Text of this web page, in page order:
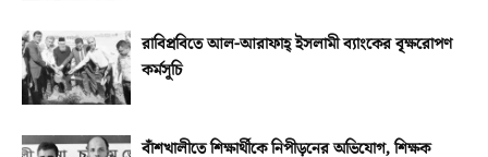
রাবিপ্রবিতে আল-আরাফাহ্‌ ইসলামী ব্যাংকের বৃক্ষরোপণ
কর্মসূচি
বাঁশখালীতে শিক্ষার্থীকে নিপীড়নের অভিযোগ, শিক্ষক